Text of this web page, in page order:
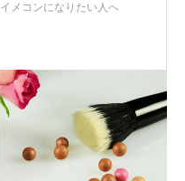
イメコンになりたい人へ